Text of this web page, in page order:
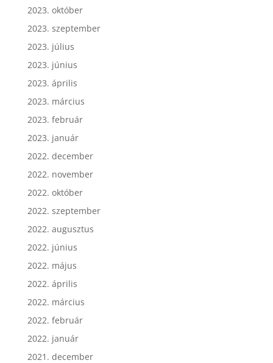
2023. október
2023. szeptember
2023. július
2023. június
2023. április
2023. március
2023. február
2023. január
2022. december
2022. november
2022. október
2022. szeptember
2022. augusztus
2022. június
2022. május
2022. április
2022. március
2022. február
2022. január
2021. december